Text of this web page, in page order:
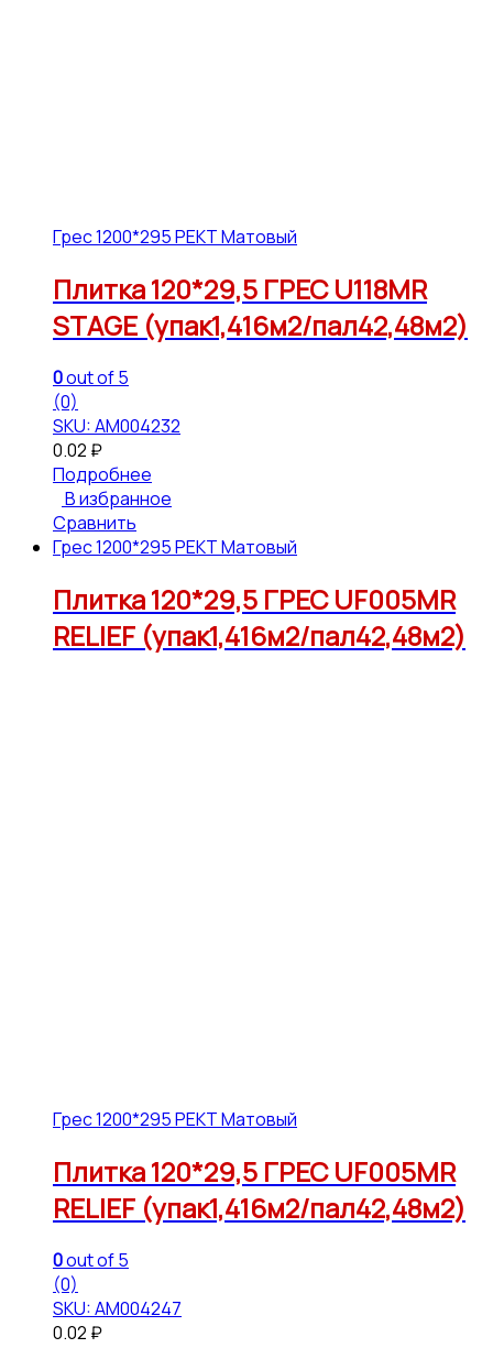
Грес 1200*295 РЕКТ Матовый
Плитка 120*29,5 ГРЕС U118MR
STAGE (упак1,416м2/пал42,48м2)
0out of 5
(0)
SKU: АМ004232
0.02 ₽
Подробнее
В избранное
Сравнить
Грес 1200*295 РЕКТ Матовый
Плитка 120*29,5 ГРЕС UF005MR
RELIEF (упак1,416м2/пал42,48м2)
Грес 1200*295 РЕКТ Матовый
Плитка 120*29,5 ГРЕС UF005MR
RELIEF (упак1,416м2/пал42,48м2)
0out of 5
(0)
SKU: АМ004247
0.02 ₽